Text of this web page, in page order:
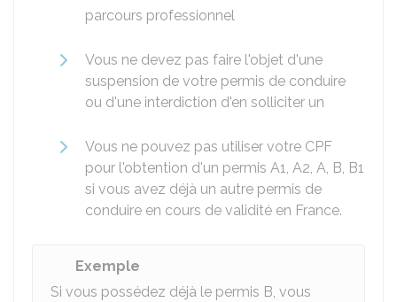
parcours professionnel
Vous ne devez pas faire l'objet d'une
suspension de votre permis de conduire
ou d'une interdiction d'en solliciter un
Vous ne pouvez pas utiliser votre CPF
pour l'obtention d'un permis A1, A2, A, B, B1
si vous avez déjà un autre permis de
conduire en cours de validité en France.
Exemple
Si vous possédez déjà le permis B, vous